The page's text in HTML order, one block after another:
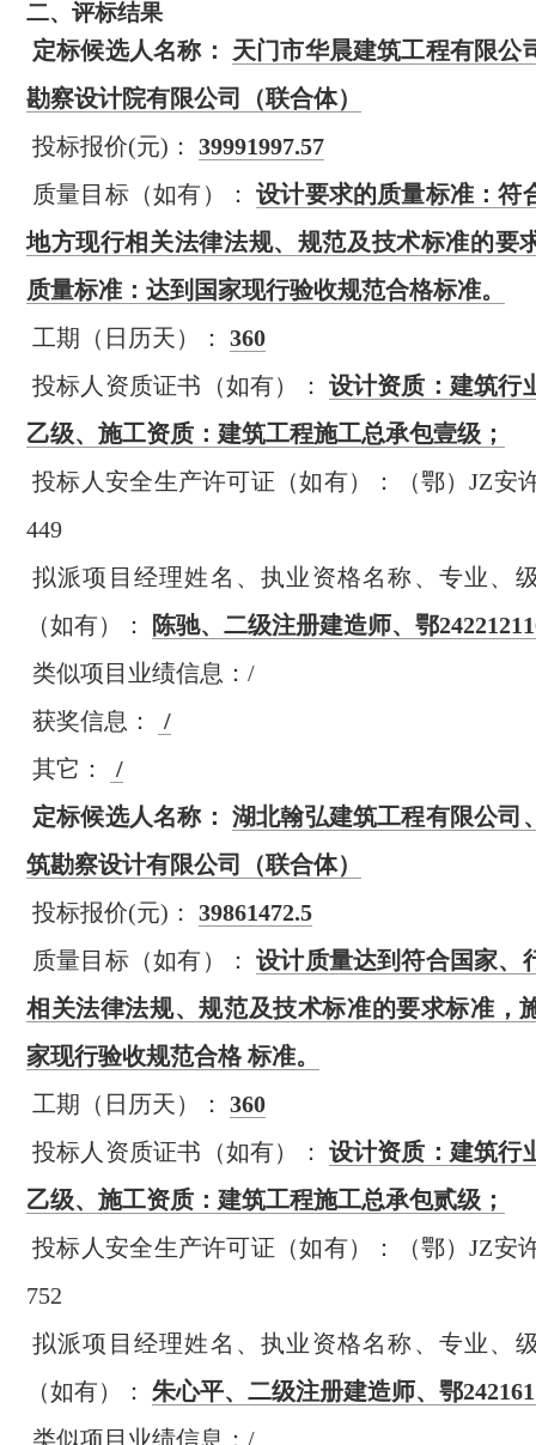
二、 评标结果
定标候选人名称：
天门市华晨建筑工程有限公
勘察设计院有限公司（联合体）
投标报价(元)：
39991997.57
质量目标（如有）：
设计要求的质量标准：符
地方现行相关法律法规、规范及技术标准的要
质量标准：达到国家现行验收规范合格标准。
工期（日历天）：
360
投标人资质证书（如有）：
设计资质：建筑行
乙级、施工资质：建筑工程施工总承包壹级；
投标人安全生产许可证（如有）：（鄂）JZ安
449
拟派项目经理姓名、执业资格名称、专业、
（如有）：
陈驰、二级注册建造师、鄂
类似项目业绩信息：/
获奖信息：
/
其它：
/
定标候选人名称： 湖北翰弘建筑工程有限公司
筑勘察设计有限公司（联合体）
投标报价(元)：
39861472.5
质量目标（如有）：
设计质量达到符合国家、
相关法律法规、规范及技术标准的要求标准，
家现行验收规范合格 标准。
工期（日历天）：
360
投标人资质证书（如有）：
设计资质：建筑行
乙级、施工资质：建筑工程施工总承包贰级；
投标人安全生产许可证（如有）：（鄂）JZ安
752
拟派项目经理姓名、执业资格名称、专业、
（如有）：
朱心平、二级注册建造师、鄂
类似项目业绩信息：/